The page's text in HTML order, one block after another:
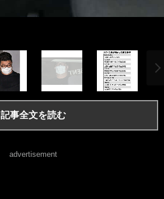
記事全文を読む
advertisement